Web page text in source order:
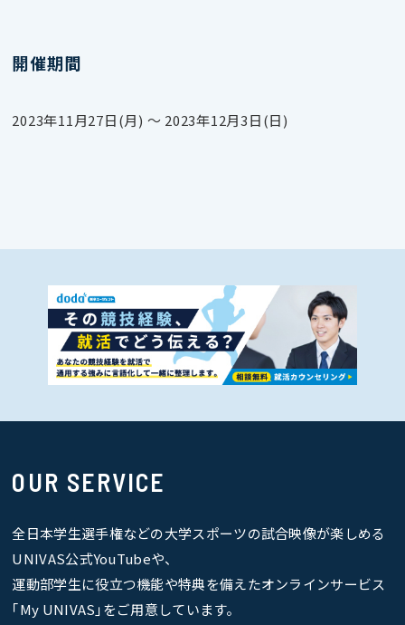
開催期間
2023年11月27日(月) 〜 2023年12月3日(日)
OUR SERVICE
全日本学生選手権などの大学スポーツの試合映像が楽しめる
UNIVAS公式YouTubeや、
運動部学生に役立つ機能や特典を備えたオンラインサービス
｢My UNIVAS｣をご用意しています。